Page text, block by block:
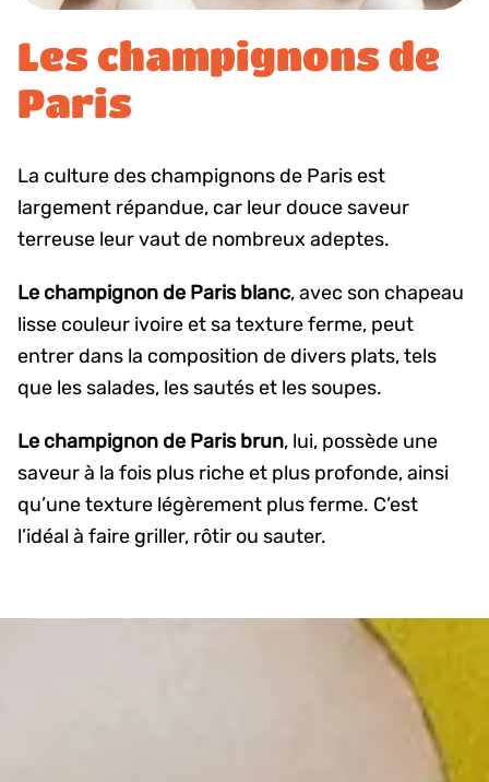
Les champignons de
Paris
La culture des champignons de Paris est
largement répandue, car leur douce saveur
terreuse leur vaut de nombreux adeptes.
Le champignon de Paris blanc, avec son chapeau
lisse couleur ivoire et sa texture ferme, peut
entrer dans la composition de divers plats, tels
que les salades, les sautés et les soupes.
Le champignon de Paris brun, lui, possède une
saveur à la fois plus riche et plus profonde, ainsi
qu’une texture légèrement plus ferme. C’est
l’idéal à faire griller, rôtir ou sauter.